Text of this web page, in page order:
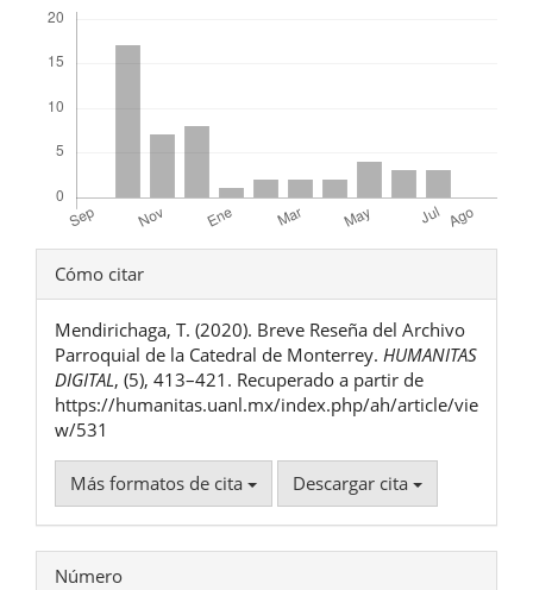
Detalles
del
artículo
Cómo citar
Mendirichaga, T. (2020). Breve Reseña del Archivo
Parroquial de la Catedral de Monterrey. HUMANITAS
DIGITAL, (5), 413–421. Recuperado a partir de
https://humanitas.uanl.mx/index.php/ah/article/vie
w/531
Más formatos de cita Descargar cita
Número